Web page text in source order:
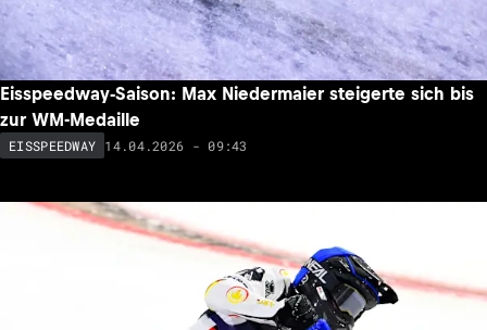
Eisspeedway-Saison: Max Niedermaier steigerte sich bis
zur WM-Medaille
EISSPEEDWAY 14.04.2026 - 09:43